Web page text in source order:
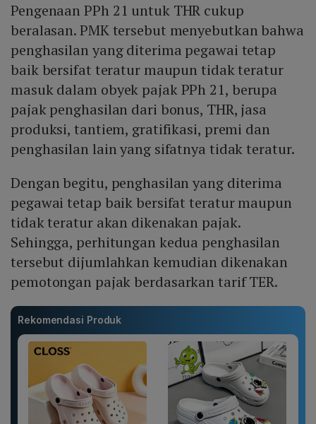
Pengenaan PPh 21 untuk THR cukup
beralasan. PMK tersebut menyebutkan bahwa
penghasilan yang diterima pegawai tetap
baik bersifat teratur maupun tidak teratur
masuk dalam obyek pajak PPh 21, berupa
pajak penghasilan dari bonus, THR, jasa
produksi, tantiem, gratifikasi, premi dan
penghasilan lain yang sifatnya tidak teratur.
Dengan begitu, penghasilan yang diterima
pegawai tetap baik bersifat teratur maupun
tidak teratur akan dikenakan pajak.
Sehingga, perhitungan kedua penghasilan
tersebut dijumlahkan kemudian dikenakan
pemotongan pajak berdasarkan tarif TER.
Rekomendasi Produk